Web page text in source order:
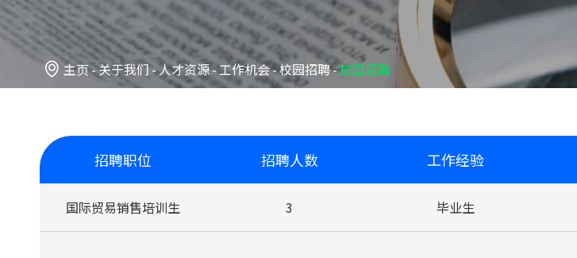
 主页 关于我们 人才资源 工作机会 校园招聘 校园招聘
招聘职位
国际贸易销售培训生
招聘人数
3
工作经验
毕业生